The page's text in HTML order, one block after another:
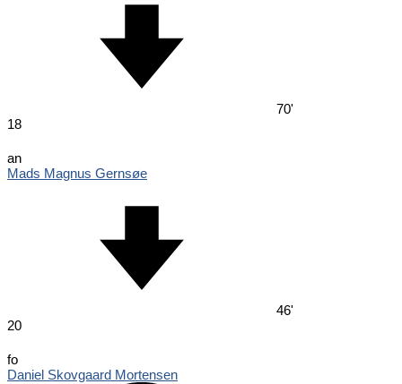
70'
18
an
Mads Magnus Gernsøe
46'
20
fo
Daniel Skovgaard Mortensen